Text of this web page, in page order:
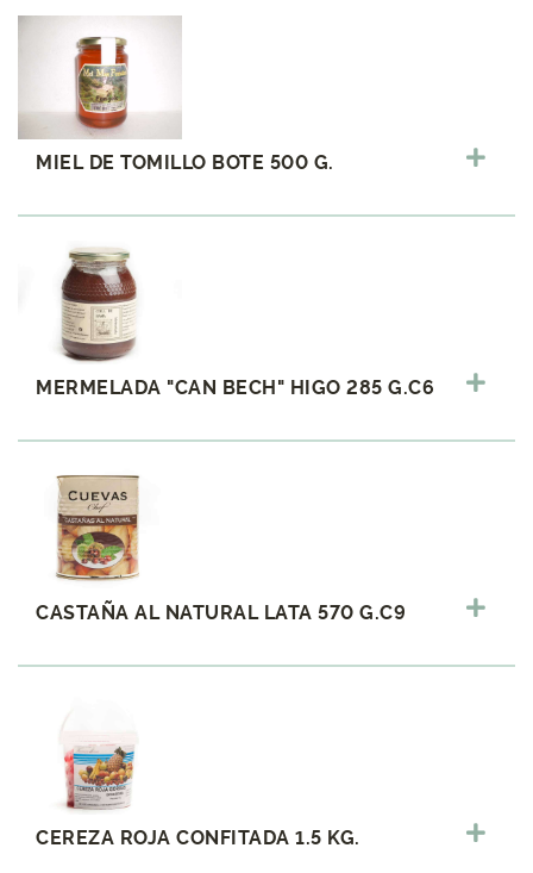
MIEL DE TOMILLO BOTE 500 G.
MERMELADA "CAN BECH" HIGO 285 G.C6
CASTAÑA AL NATURAL LATA 570 G.C9
CEREZA ROJA CONFITADA 1.5 KG.